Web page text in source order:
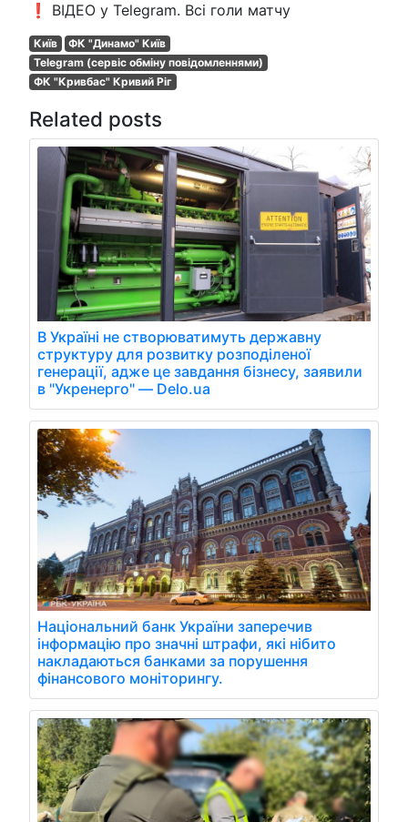
❗️ ВІДЕО у Telegram. Всі голи матчу
Київ
ФК "Динамо" Київ
Telegram (сервіс обміну повідомленнями)
ФК "Кривбас" Кривий Ріг
Related posts
В Україні не створюватимуть державну
структуру для розвитку розподіленої
генерації, адже це завдання бізнесу, заявили
в "Укренерго" — Delo.ua
Національний банк України заперечив
інформацію про значні штрафи, які нібито
накладаються банками за порушення
фінансового моніторингу.